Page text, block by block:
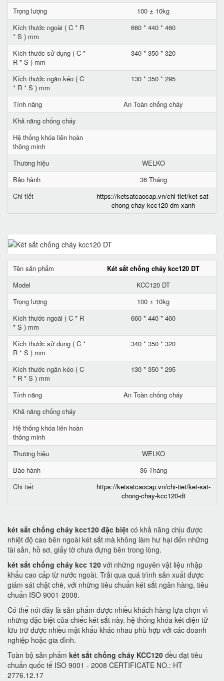
Trọng lượng
100 ± 10kg
Kích thước ngoài ( C * R
* S ) mm
660 * 440 * 460
Kích thước sử dụng ( C *
R * S ) mm
340 * 350 * 320
Kích thước ngăn kéo ( C
* R * S ) mm
130 * 350 * 295
Tính năng
An Toàn chống cháy
Khả năng chống cháy
Hệ thống khóa liên hoàn
thông minh
Thương hiệu
WELKO
Bảo hành
36 Tháng
Chi tiết
https://ketsatcaocap.vn/chi-tiet/ket-sat-
chong-chay-kcc120-dm-xanh
Tên sản phẩm
Két sắt chống cháy kcc120 DT
Model
KCC120 DT
Trọng lượng
100 ± 10kg
Kích thước ngoài ( C * R
* S ) mm
660 * 440 * 460
Kích thước sử dụng ( C *
R * S ) mm
340 * 350 * 320
Kích thước ngăn kéo ( C
* R * S ) mm
130 * 350 * 295
Tính năng
An Toàn chống cháy
Khả năng chống cháy
Hệ thống khóa liên hoàn
thông minh
Thương hiệu
WELKO
Bảo hành
36 Tháng
Chi tiết
https://ketsatcaocap.vn/chi-tiet/ket-sat-
chong-chay-kcc120-dt
két sắt chống cháy kcc120 đặc biệt có khả năng chịu được
nhiệt độ cao bên ngoài két sắt mà không làm hư hại đến những
tài sản, hồ sơ, giấy tờ chưa đựng bên trong lòng.
két sắt chống cháy kcc 120 với những nguyên vật liệu nhập
khẩu cao cấp từ nước ngoài. Trải qua quá trình sản xuất được
giám sát chặt chẽ, với những tiêu chuẩn két sắt ngân hàng, tiêu
chuẩn ISO 9001-2008.
Có thể nói đây là sản phẩm được nhiều khách hàng lựa chọn vì
những đặc biệt của chiếc két sắt này. hệ thống khóa két điện tử
lữu trữ được nhiều mật khẩu khác nhau phù hợp với các doanh
nghiệp hoặc gia đình.
Toàn bộ sản phẩm két sắt chống cháy KCC120 đều đạt tiêu
chuẩn quốc tế ISO 9001 - 2008 CERTIFICATE NO.: HT
2776.12.17